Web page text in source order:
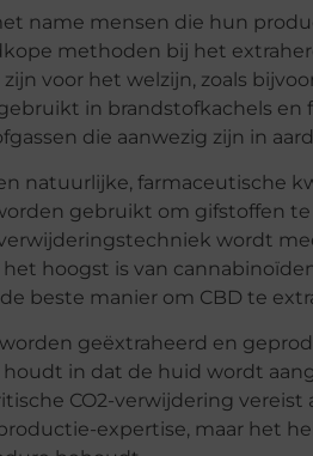
name mensen die hun
methoden bij het
voor het welzijn, zoals
in brandstofkachels en
die aanwezig zijn in
natuurlijke, farmaceutische
gebruikt om gifstoffen
wordt
hoogst is van
beste manier om CBD te
geëxtraheerd en
houdt in dat de huid wordt
CO2-verwijdering
expertise, maar het